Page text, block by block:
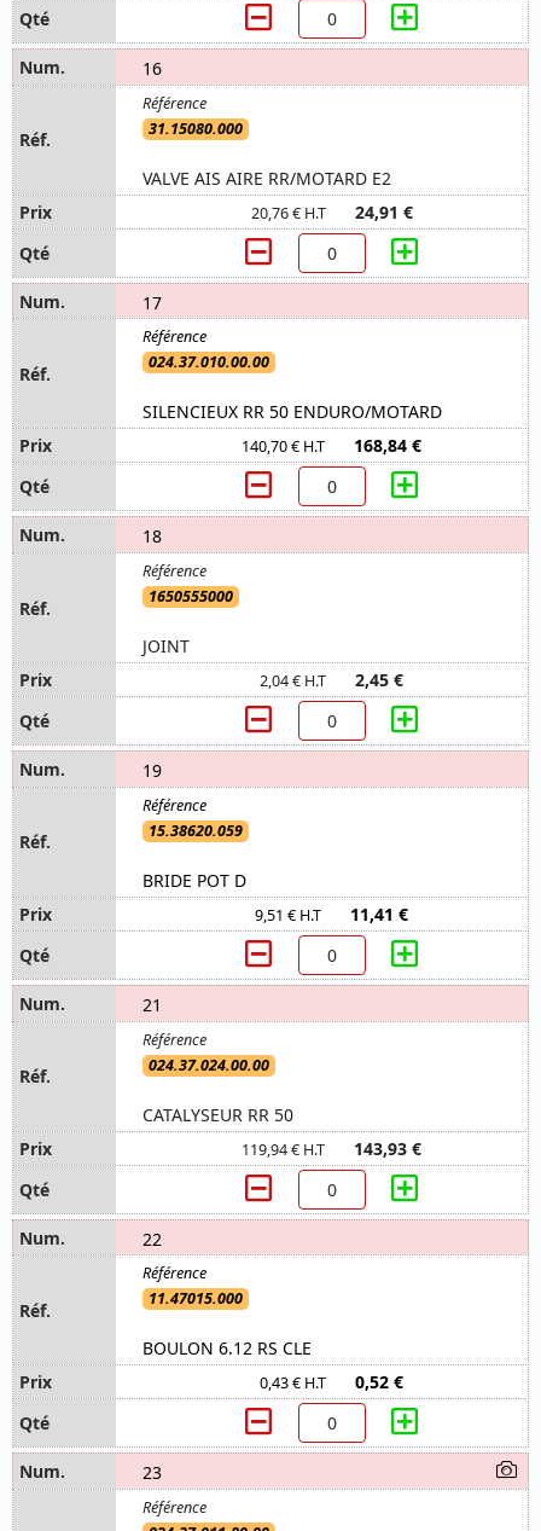
16
31.15080.000
VALVE AIS AIRE RR/MOTARD E2
20,76 € H.T 24,91 €
17
024.37.010.00.00
SILENCIEUX RR 50 ENDURO/MOTARD
140,70 € H.T 168,84 €
18
1650555000
JOINT
2,04 € H.T 2,45 €
19
15.38620.059
BRIDE POT D
9,51 € H.T 11,41 €
21
024.37.024.00.00
CATALYSEUR RR 50
119,94 € H.T 143,93 €
22
11.47015.000
BOULON 6.12 RS CLE
0,43 € H.T 0,52 €
23